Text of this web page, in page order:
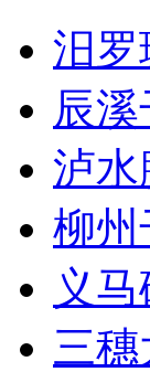
汨罗
辰
泸水
柳州
义
三